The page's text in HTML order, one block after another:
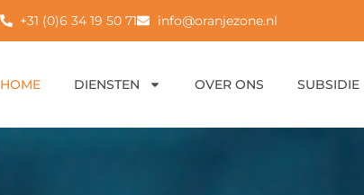
+31 (0)6 34 19 50 71 info@oranjezone.nl
HOME DIENSTEN OVER ONS SUBSIDIE